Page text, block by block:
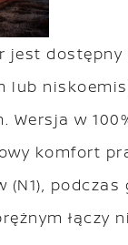
jest dostępny
lub
Wersja w
komfort
(N1), podczas
łączy